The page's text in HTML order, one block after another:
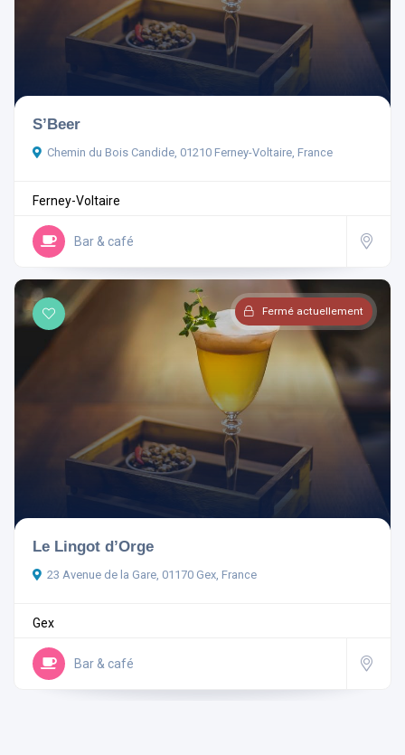
S’Beer
Chemin du Bois Candide, 01210 Ferney-Voltaire, France
Ferney-Voltaire
Bar & café
Fermé actuellement
Le Lingot d’Orge
23 Avenue de la Gare, 01170 Gex, France
Gex
Bar & café